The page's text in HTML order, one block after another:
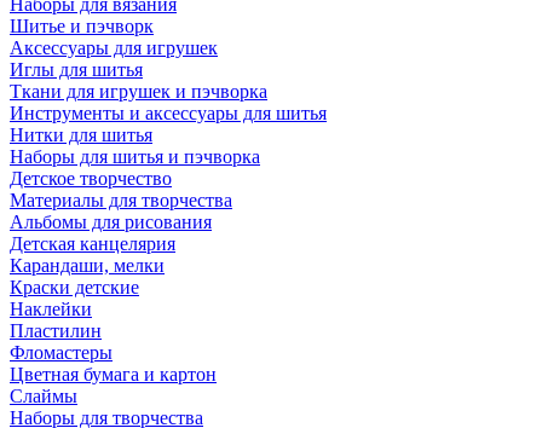
Наборы для вязания
Шитье и пэчворк
Аксессуары для игрушек
Иглы для шитья
Ткани для игрушек и пэчворка
Инструменты и аксессуары для шитья
Нитки для шитья
Наборы для шитья и пэчворка
Детское творчество
Материалы для творчества
Альбомы для рисования
Детская канцелярия
Карандаши, мелки
Краски детские
Наклейки
Пластилин
Фломастеры
Цветная бумага и картон
Слаймы
Наборы для творчества